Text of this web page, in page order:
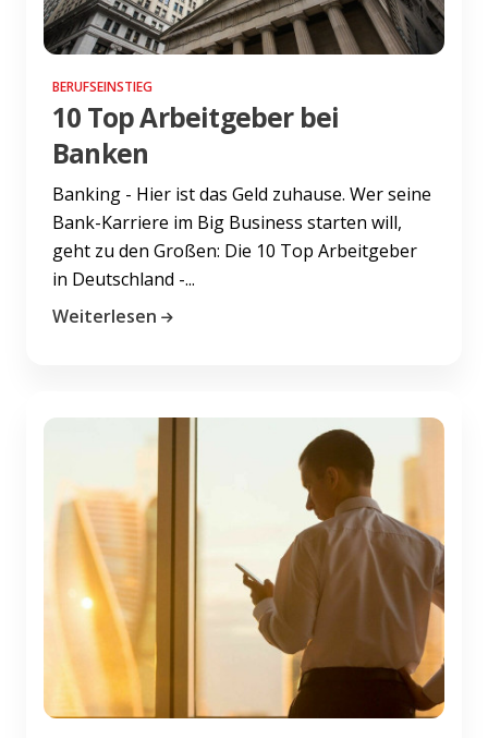
BERUFSEINSTIEG
10 Top Arbeitgeber bei
Banken
Banking - Hier ist das Geld zuhause. Wer seine
Bank-Karriere im Big Business starten will,
geht zu den Großen: Die 10 Top Arbeitgeber
in Deutschland -...
Weiterlesen